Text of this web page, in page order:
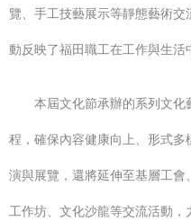
覽、手工技藝展示等靜態藝術
動反映了福田職工在工作與生活
本屆文化節承辦的系列文
程，確保內容健康向上、形式
演與展覽，還將延伸至基層工
工作坊、文化沙龍等交流活動